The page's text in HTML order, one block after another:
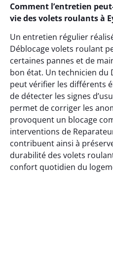
Comment l’entretien
vie des volets roulants à
Un entretien régulier
Déblocage volets roulant
certaines pannes et de
bon état. Un technicien du
peut vérifier les différents
de détecter les signes
permet de corriger les
provoquent un blocage
interventions de
contribuent ainsi à
durabilité des volets
confort quotidien du